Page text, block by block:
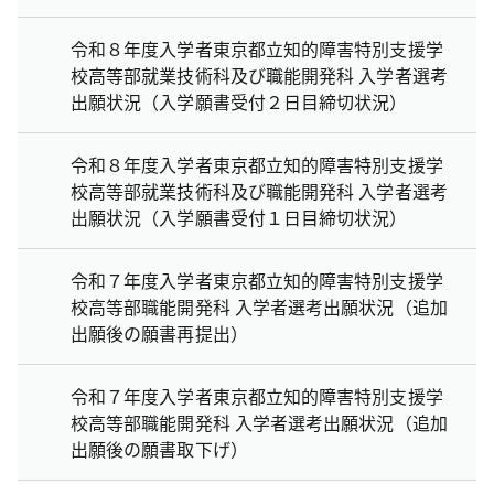
令和８年度入学者東京都立知的障害特別支援学
校高等部就業技術科及び職能開発科 入学者選考
出願状況（入学願書受付２日目締切状況）
令和８年度入学者東京都立知的障害特別支援学
校高等部就業技術科及び職能開発科 入学者選考
出願状況（入学願書受付１日目締切状況）
令和７年度入学者東京都立知的障害特別支援学
校高等部職能開発科 入学者選考出願状況（追加
出願後の願書再提出）
令和７年度入学者東京都立知的障害特別支援学
校高等部職能開発科 入学者選考出願状況（追加
出願後の願書取下げ）